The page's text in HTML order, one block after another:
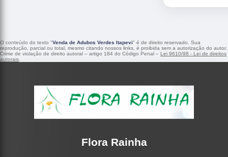
O conteúdo do texto "Venda de Adubos Verdes Itapevi" é de direito reservado. Sua
reprodução, parcial ou total, mesmo citando nossos links, é proibida sem a autorização do autor.
Crime de violação de direito autoral – artigo 184 do Código Penal – Lei 9610/98 - Lei de direitos
autorais
Flora Rainha